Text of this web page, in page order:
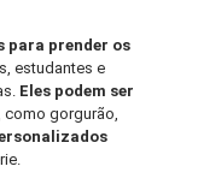
para prender os
estudantes e
Eles podem ser
como gorgurão,